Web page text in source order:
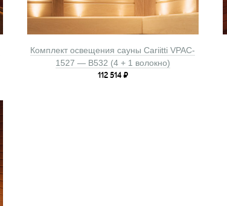
Комплект освещения сауны Cariitti VPAC-
1527 — B532 (4 + 1 волокно)
112 514₽